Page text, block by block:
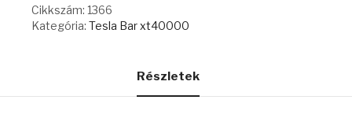
Cikkszám: 1366
Kategória: Tesla Bar xt40000
Részletek